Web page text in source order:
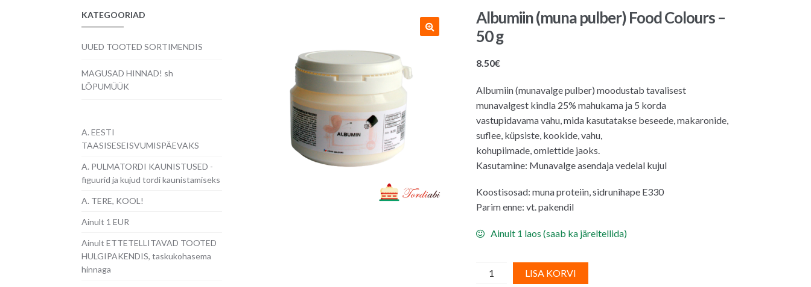
Albumiin (muna pulber) Food Colours –
50 g
8.50€
Albumiin (munavalge pulber) moodustab tavalisest
munavalgest kindla 25% mahukama ja 5 korda
vastupidavama vahu, mida kasutatakse beseede, makaronide,
suflee, küpsiste, kookide, vahu,
kohupiimade, omlettide jaoks.
Kasutamine: Munavalge asendaja vedelal kujul
Koostisosad: muna proteiin, sidrunihape E330
Parim enne: vt. pakendil
Ainult 1 laos (saab ka järeltellida)
Albumiin
LISA KORVI
KATEGOORIAD
UUED TOOTED SORTIMENDIS
MAGUSAD HINNAD! sh
LÕPUMÜÜK
A. EESTI
TAASISESEISVUMISPÄEVAKS
A. PULMATORDI KAUNISTUSED -
figuurid ja kujud tordi kaunistamiseks
A. TERE, KOOL!
Ainult 1 EUR
Ainult ETTETELLITAVAD TOOTED
HULGIPAKENDIS, taskukohasema
hinnaga